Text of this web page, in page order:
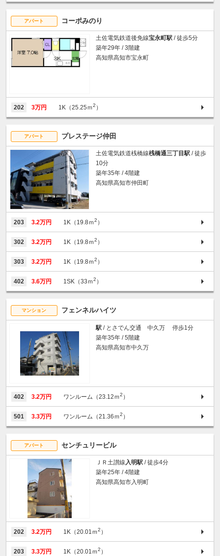
アパート コーポみのり
土佐電気鉄道後免線宝永町駅 / 徒歩5分
築年29年 / 3階建
高知県高知市宝永町
202 3万円 1K（25.25ｍ2 ）
アパート プレステージ仲田
土佐電気鉄道桟橋線桟橋通三丁目駅 / 徒歩
10分
築年35年 / 4階建
高知県高知市仲田町
203 3.2万円 1K（19.8ｍ2 ）
302 3.2万円 1K（19.8ｍ2 ）
303 3.2万円 1K（19.8ｍ2 ）
402 3.6万円 1SK（33ｍ2 ）
マンション フェンネルハイツ
駅 / とさでん交通 中久万 停歩1分
築年35年 / 5階建
高知県高知市中久万
402 3.2万円 ワンルーム（23.12ｍ2 ）
501 3.3万円 ワンルーム（21.36ｍ2 ）
アパート センチュリービル
ＪＲ土讃線入明駅 / 徒歩4分
築年25年 / 4階建
高知県高知市入明町
202 3.2万円 1K（20.01ｍ2 ）
203 3.3万円 1K（20.01ｍ2 ）